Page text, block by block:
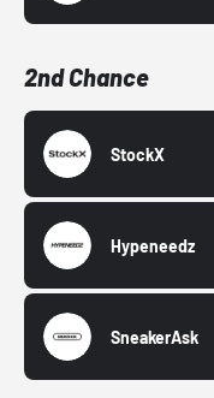
2nd Chance
StockX
Hypeneedz
SneakerAsk